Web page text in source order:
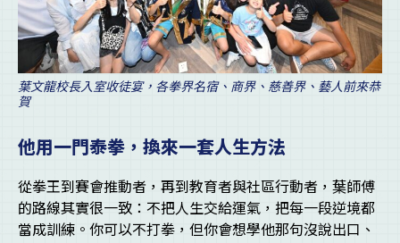
葉文龍校長入室收徒宴，各拳界名宿、商界、慈善界、藝人前來恭
賀
他用一門泰拳，換來一套人生方法
從拳王到賽會推動者，再到教育者與社區行動者，葉師傅
的路線其實很一致：不把人生交給運氣，把每一段逆境都
當成訓練。你可以不打拳，但你會想學他那句沒說出口、